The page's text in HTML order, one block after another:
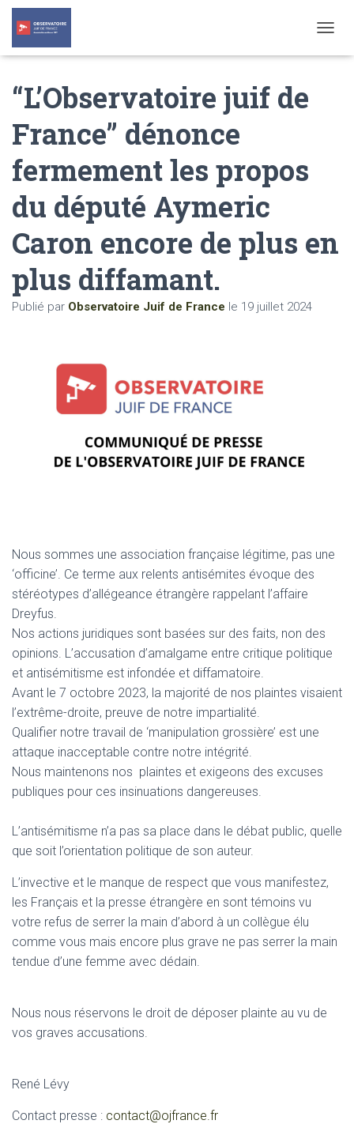
O
O
“L’Observatoire juif de
France” dénonce
fermement les propos
du député Aymeric
Caron encore de plus en
plus diffamant.
Publié par Observatoire Juif de France le 19 juillet 2024
Nous sommes une association française légitime, pas une
‘officine’. Ce terme aux relents antisémites évoque des
stéréotypes d’allégeance étrangère rappelant l’affaire
Dreyfus.
Nos actions juridiques sont basées sur des faits, non des
opinions. L’accusation d’amalgame entre critique politique
et antisémitisme est infondée et diffamatoire.
Avant le 7 octobre 2023, la majorité de nos plaintes visaient
l’extrême-droite, preuve de notre impartialité.
Qualifier notre travail de ‘manipulation grossière’ est une
attaque inacceptable contre notre intégrité.
Nous maintenons nos plaintes et exigeons des excuses
publiques pour ces insinuations dangereuses.
L’antisémitisme n’a pas sa place dans le débat public, quelle
que soit l’orientation politique de son auteur.
L’invective et le manque de respect que vous manifestez,
les Français et la presse étrangère en sont témoins vu
votre refus de serrer la main d’abord à un collègue élu
comme vous mais encore plus grave ne pas serrer la main
tendue d’une femme avec dédain.
Nous nous réservons le droit de déposer plainte au vu de
vos graves accusations.
René Lévy
Contact presse : contact@ojfrance.fr